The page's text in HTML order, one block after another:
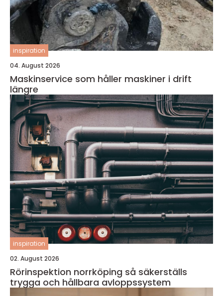
inspiration
04. August 2026
Maskinservice som håller maskiner i drift
längre
inspiration
02. August 2026
Rörinspektion norrköping så säkerställs
trygga och hållbara avloppssystem